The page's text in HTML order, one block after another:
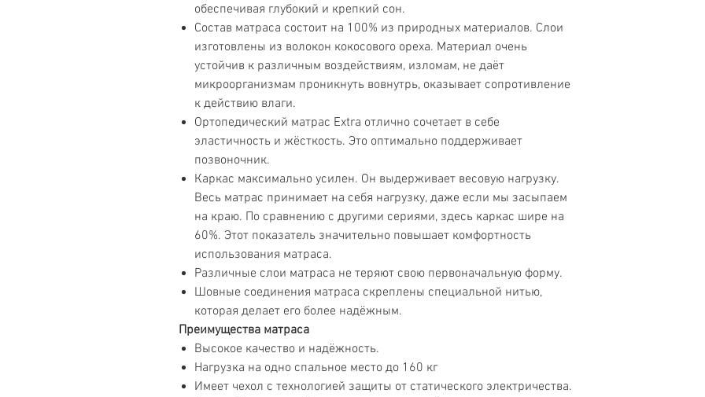
обеспечивая глубокий и крепкий сон.
Состав матраса состоит на 100% из природных материалов. Слои
изготовлены из волокон кокосового ореха. Материал очень
устойчив к различным воздействиям, изломам, не даёт
микроорганизмам проникнуть вовнутрь, оказывает сопротивление
к действию влаги.
Ортопедический матрас Extra отлично сочетает в себе
эластичность и жёсткость. Это оптимально поддерживает
позвоночник.
Каркас максимально усилен. Он выдерживает весовую нагрузку.
Весь матрас принимает на себя нагрузку, даже если мы засыпаем
на краю. По сравнению с другими сериями, здесь каркас шире на
60%. Этот показатель значительно повышает комфортность
использования матраса.
Различные слои матраса не теряют свою первоначальную форму.
Шовные соединения матраса скреплены специальной нитью,
которая делает его более надёжным.
Преимущества матраса
Высокое качество и надёжность.
Нагрузка на одно спальное место до 160 кг
Имеет чехол с технологией защиты от статического электричества.